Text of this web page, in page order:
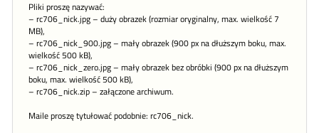
Pliki proszę nazywać:
– rc706_nick.jpg – duży obrazek (rozmiar oryginalny, max. wielkość 7
MB),
– rc706_nick_900.jpg – mały obrazek (900 px na dłuższym boku, max.
wielkość 500 kB),
– rc706_nick_zero.jpg – mały obrazek bez obróbki (900 px na dłuższym
boku, max. wielkość 500 kB),
– rc706_nick.zip – załączone archiwum.
Maile proszę tytułować podobnie: rc706_nick.